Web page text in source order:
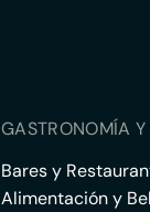
GASTRONOMÍA
Bares y
Alimentación y